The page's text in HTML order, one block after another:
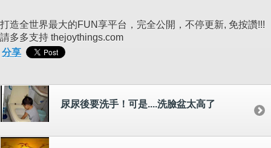
打造全世界最大的FUN享平台，完全公開，不停更新, 免按讚!!!
請多多支持 thejoythings.com
分享
尿尿後要洗手！可是....洗臉盆太高了